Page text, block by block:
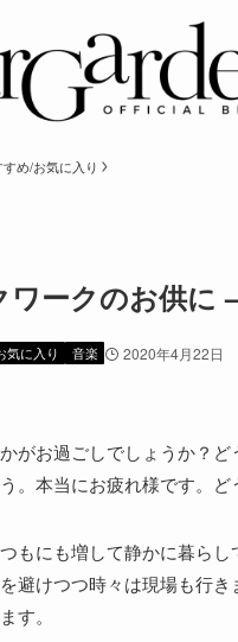
すめ/お気に入り
ワークのお供に
気に入り 音楽 2020年4月22日
がお過ごしでしょうか？
。本当にお疲れ様です。ど
もにも増して静かに暮ら
避けつつ時々は現場も行
す。